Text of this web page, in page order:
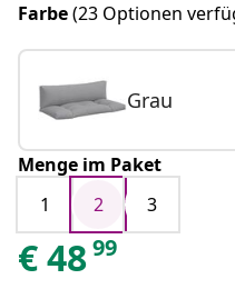
Farbe(23 Optionen
Grau
Menge im Paket
1
2 3
€4899